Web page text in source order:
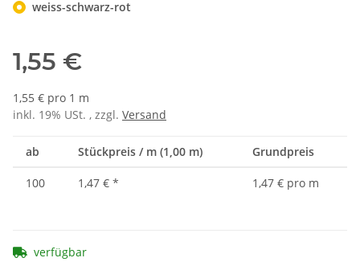
weiss-schwarz-rot
1,55 €
1,55 € pro 1 m
inkl. 19% USt. , zzgl. Versand
ab Stückpreis / m (1,00 m) Grundpreis
100 1,47 € * 1,47 € pro m
verfügbar